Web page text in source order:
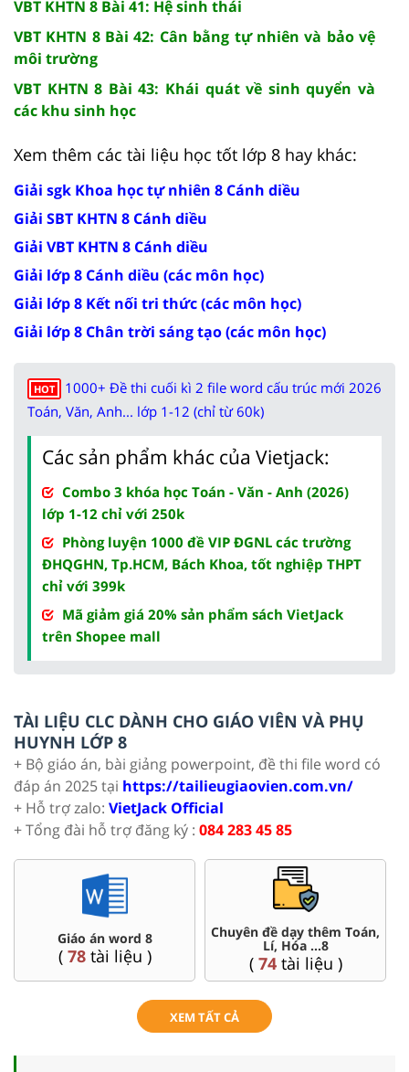
VBT KHTN 8 Bài 41: Hệ sinh thái
VBT KHTN 8 Bài 42: Cân bằng tự nhiên và bảo vệ
môi trường
VBT KHTN 8 Bài 43: Khái quát về sinh quyển và
các khu sinh học
Xem thêm các tài liệu học tốt lớp 8 hay khác:
Giải sgk Khoa học tự nhiên 8 Cánh diều
Giải SBT KHTN 8 Cánh diều
Giải VBT KHTN 8 Cánh diều
Giải lớp 8 Cánh diều (các môn học)
Giải lớp 8 Kết nối tri thức (các môn học)
Giải lớp 8 Chân trời sáng tạo (các môn học)
HOT
1000+ Đề thi cuối kì 2 file word cấu trúc mới 2026
Toán, Văn, Anh... lớp 1-12 (chỉ từ 60k)
Các sản phẩm khác của Vietjack:
Combo 3 khóa học Toán - Văn - Anh (2026)
lớp 1-12 chỉ với 250k
Phòng luyện 1000 đề VIP ĐGNL các trường
ĐHQGHN, Tp.HCM, Bách Khoa, tốt nghiệp THPT
chỉ với 399k
Mã giảm giá 20% sản phẩm sách VietJack
trên Shopee mall
TÀI LIỆU CLC DÀNH CHO GIÁO VIÊN VÀ PHỤ
HUYNH LỚP 8
+ Bộ giáo án, bài giảng powerpoint, đề thi file word có
đáp án 2025 tại https://tailieugiaovien.com.vn/
+ Hỗ trợ zalo: VietJack Official
+ Tổng đài hỗ trợ đăng ký : 084 283 45 85
Giáo án word 8
( 78tài liệu )
Chuyên đề dạy thêm Toán,
Lí, Hóa ...8
( 74tài liệu )
XEM TẤT CẢ